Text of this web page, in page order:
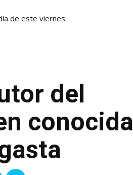
de este viernes
del
conocida